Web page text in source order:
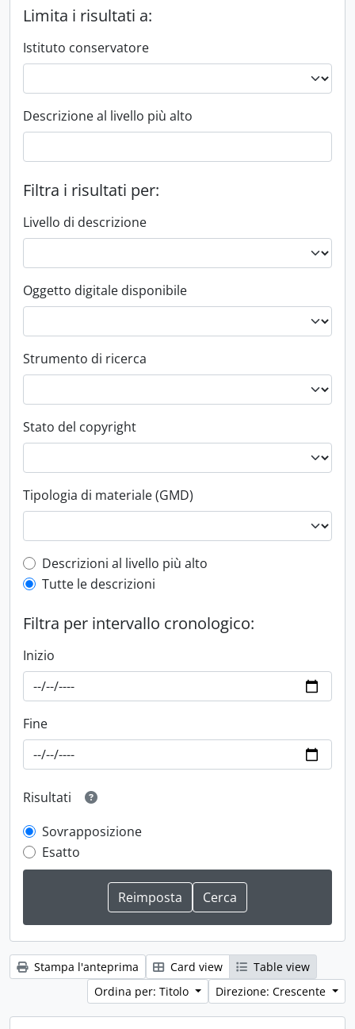
Limita i risultati a:
Istituto conservatore
Descrizione al livello più alto
Filtra i risultati per:
Livello di descrizione
Oggetto digitale disponibile
Strumento di ricerca
Stato del copyright
Tipologia di materiale (GMD)
Top-level description filter
Descrizioni al livello più alto
Tutte le descrizioni
Filtra per intervallo cronologico:
Inizio
Fine
Risultati
Sovrapposizione
Esatto
Stampa l'anteprima Card view
Table view
Ordina per: Titolo
Direzione: Crescente